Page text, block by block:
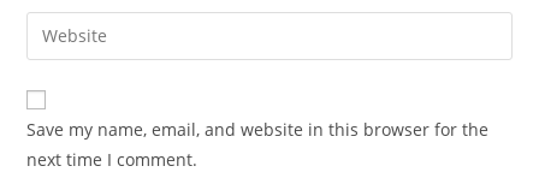
comment
email
address
comment
Enter
your
website
URL
(optional)
Save my name, email, and website in this browser for the
next time I comment.